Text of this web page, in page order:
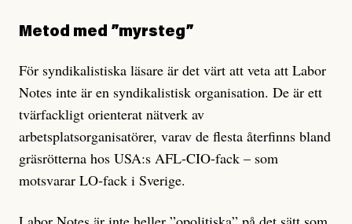
Metod med ”myrsteg”
För syndikalistiska läsare är det värt att veta att Labor
Notes inte är en syndikalistisk organisation. De är ett
tvärfackligt orienterat nätverk av
arbetsplatsorganisatörer, varav de flesta återfinns bland
gräsrötterna hos USA:s AFL-CIO-fack – som
motsvarar LO‑fack i Sverige.